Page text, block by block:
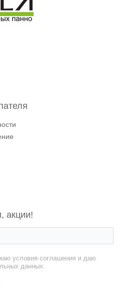
акции!
условия соглашения и даю
данных.